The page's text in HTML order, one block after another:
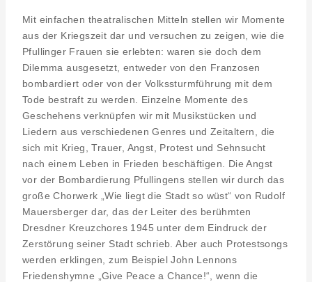
Mit einfachen theatralischen Mitteln stellen wir Momente
aus der Kriegszeit dar und versuchen zu zeigen, wie die
Pfullinger Frauen sie erlebten: waren sie doch dem
Dilemma ausgesetzt, entweder von den Franzosen
bombardiert oder von der Volkssturmführung mit dem
Tode bestraft zu werden. Einzelne Momente des
Geschehens verknüpfen wir mit Musikstücken und
Liedern aus verschiedenen Genres und Zeitaltern, die
sich mit Krieg, Trauer, Angst, Protest und Sehnsucht
nach einem Leben in Frieden beschäftigen. Die Angst
vor der Bombardierung Pfullingens stellen wir durch das
große Chorwerk „Wie liegt die Stadt so wüst“ von Rudolf
Mauersberger dar, das der Leiter des berühmten
Dresdner Kreuzchores 1945 unter dem Eindruck der
Zerstörung seiner Stadt schrieb. Aber auch Protestsongs
werden erklingen, zum Beispiel John Lennons
Friedenshymne „Give Peace a Chance!“, wenn die